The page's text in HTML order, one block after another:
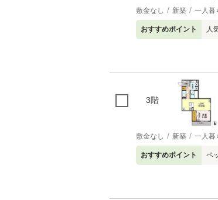
敷金なし 新築 一人暮
おすすめポイント 人
3階
敷金なし 新築 一人暮
おすすめポイント ペ